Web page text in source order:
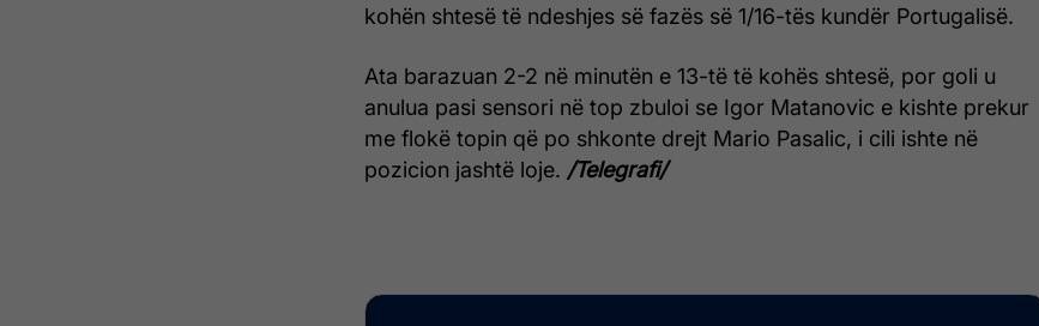
kohën shtesë të ndeshjes së fazës së 1/16-tës kundër Portugalisë.
Ata barazuan 2-2 në minutën e 13-të të kohës shtesë, por goli u
anulua pasi sensori në top zbuloi se Igor Matanovic e kishte prekur
me flokë topin që po shkonte drejt Mario Pasalic, i cili ishte në
pozicion jashtë loje. /Telegrafi/